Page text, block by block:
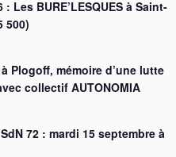
Les BURE’LESQUES à Saint-
500)
Plogoff, mémoire d’une lutte
collectif AUTONOMIA
72 : mardi 15 septembre à